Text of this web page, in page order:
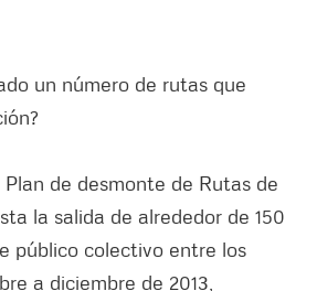
un número de rutas que
de desmonte de Rutas de
la salida de alrededor de 150
público colectivo entre los
a diciembre de 2013,